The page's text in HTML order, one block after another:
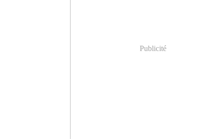
Publicité